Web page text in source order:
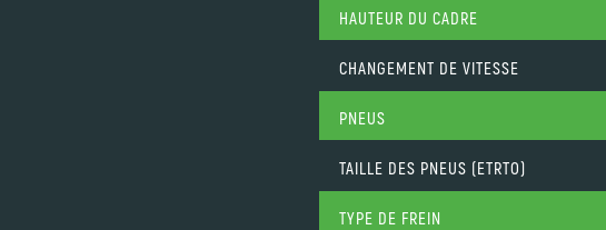
HAUTEUR DU CADRE
CHANGEMENT DE VITESSE
PNEUS
TAILLE DES PNEUS (ETRTO)
TYPE DE FREIN